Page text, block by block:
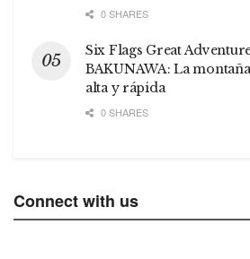
0 SHARES
Six Flags Great
BAKUNAWA: La
alta y rápida
0 SHARES
Connect with us